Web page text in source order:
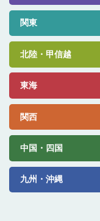
関東
北陸・甲信越
東海
関西
中国・四国
九州・沖縄